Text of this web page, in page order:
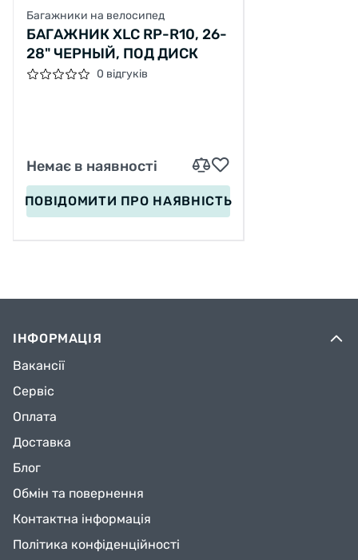
Багажники на велосипед
БАГАЖНИК XLC RP-R10, 26-
28" ЧЕРНЫЙ, ПОД ДИСК
0 відгуків
Немає в наявності
ПОВІДОМИТИ ПРО НАЯВНІСТЬ
ІНФОРМАЦІЯ
Вакансії
Сервіс
Оплата
Доставка
Блог
Обмін та повернення
Контактна інформація
Політика конфіденційності